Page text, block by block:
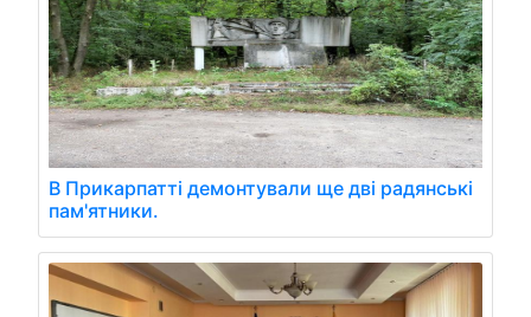
В Прикарпатті демонтували ще дві радянські
пам'ятники.